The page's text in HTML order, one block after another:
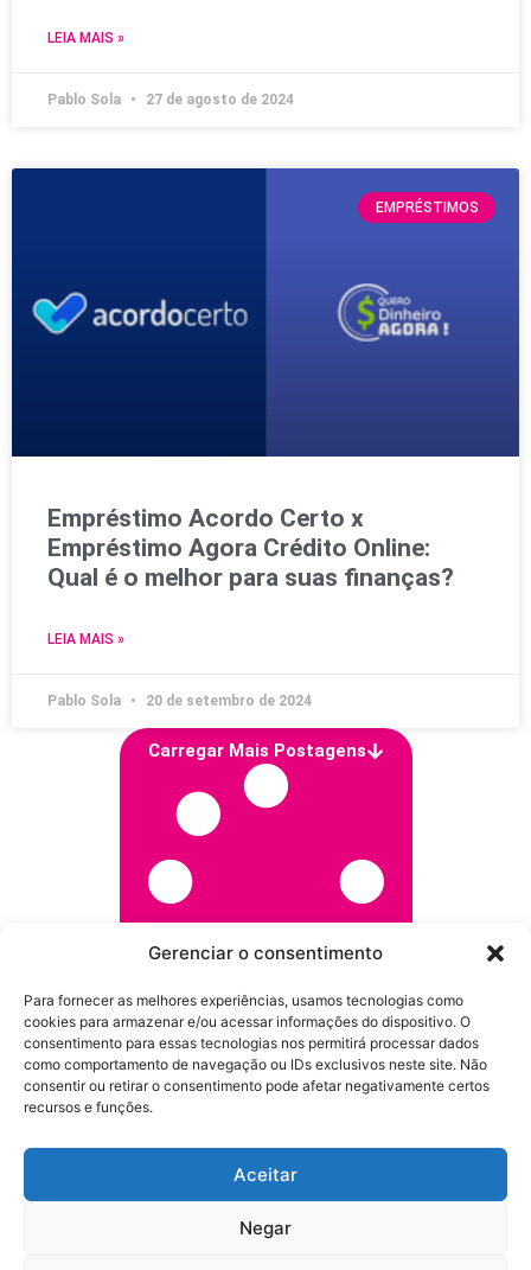
Gerenciar o consentimento
Para fornecer as melhores experiências, usamos tecnologias como
cookies para armazenar e/ou acessar informações do dispositivo. O
consentimento para essas tecnologias nos permitirá processar dados
como comportamento de navegação ou IDs exclusivos neste site. Não
consentir ou retirar o consentimento pode afetar negativamente certos
recursos e funções.
Aceitar
Negar
LEIA MAIS »
Pablo Sola 27 de agosto de 2024
EMPRÉSTIMOS
Empréstimo Acordo Certo x
Empréstimo Agora Crédito Online:
Qual é o melhor para suas finanças?
LEIA MAIS »
Pablo Sola 20 de setembro de 2024
Carregar Mais Postagens